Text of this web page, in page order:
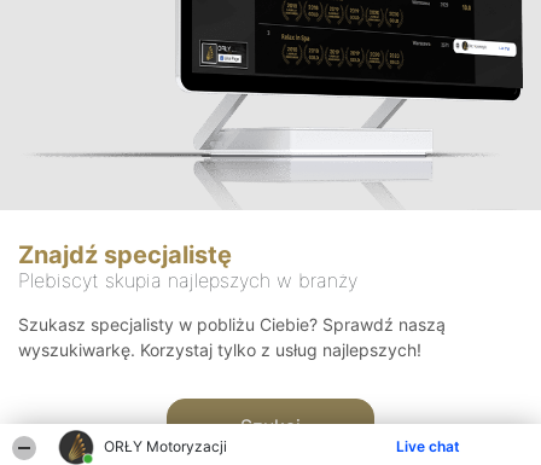
ORŁY Motoryzacji Live chat
Znajdź specjalistę
Plebiscyt skupia najlepszych w branży
Szukasz specjalisty w pobliżu Ciebie? Sprawdź naszą
wyszukiwarkę. Korzystaj tylko z usług najlepszych!
Szukaj